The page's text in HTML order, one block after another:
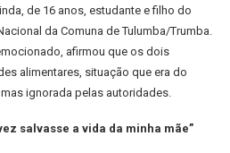
de 16 anos, estudante e filho do
da Comuna de Tulumba/Trumba.
afirmou que os dois
alimentares, situação que era do
ignorada pelas autoridades.
salvasse a vida da minha mãe”